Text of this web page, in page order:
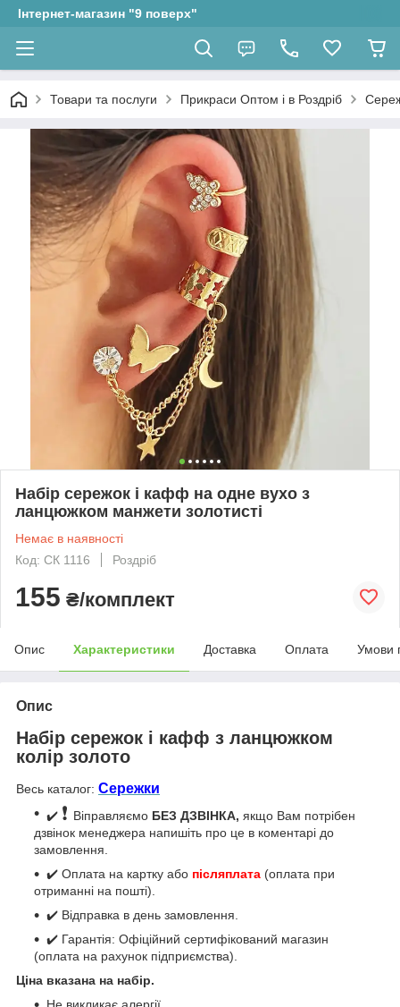
Інтернет-магазин "9 поверх"
Товари та послуги Прикраси Оптом і в Роздріб
Набір сережок і кафф на одне вухо з
ланцюжком манжети золотисті
Немає в наявності
Код: СК 1116
Роздріб
155 ₴/комплект
Опис Характеристики Доставка Оплата Умови
Опис
Набір сережок і кафф з ланцюжком
колір золото
Весь каталог: Сережки
✔️ ❗ Віправляємо БЕЗ ДЗВІНКА, якщо Вам потрібен
дзвінок менеджера напишіть про це в коментарі до
замовлення.
✔️ Оплата на картку або післяплата (оплата при
отриманні на пошті).
✔️ Відправка в день замовлення.
✔️ Гарантія: Офіційний сертифікований магазин
(оплата на рахунок підприємства).
Ціна вказана на набір.